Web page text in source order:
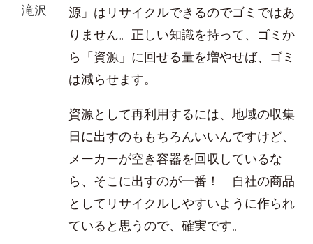
滝沢
源」はリサイクルできるのでゴミではあ
りません。正しい知識を持って、ゴミか
ら「資源」に回せる量を増やせば、ゴミ
は減らせます。
資源として再利用するには、地域の収集
日に出すのももちろんいいんですけど、
メーカーが空き容器を回収しているな
ら、そこに出すのが一番！ 自社の商品
としてリサイクルしやすいように作られ
ていると思うので、確実です。